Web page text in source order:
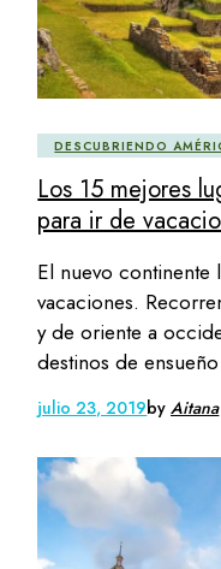
DESCUBRIENDO
Los 15 mejores
para ir de
El nuevo continente
vacaciones.
y de oriente a
destinos de
julio 23, 2019byAitana